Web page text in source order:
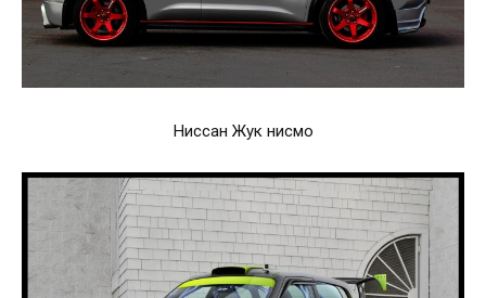
Ниссан Жук нисмо